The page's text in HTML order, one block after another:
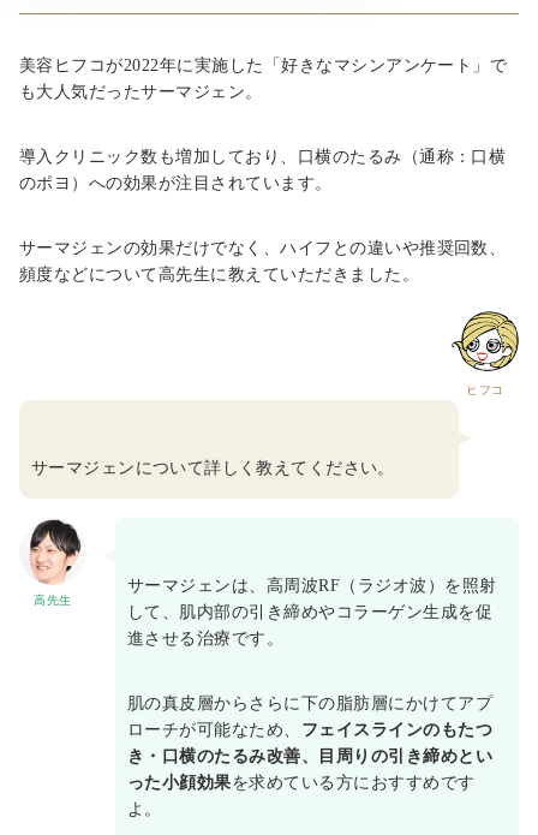
美容ヒフコが2022年に実施した「好きなマシンアンケート」で
も大人気だったサーマジェン。
導入クリニック数も増加しており、口横のたるみ（通称：口横
のポヨ）への効果が注目されています。
サーマジェンの効果だけでなく、ハイフとの違いや推奨回数、
頻度などについて高先生に教えていただきました。
ヒフコ
サーマジェンについて詳しく教えてください。
高先生
サーマジェンは、高周波RF（ラジオ波）を照射
して、肌内部の引き締めやコラーゲン生成を促
進させる治療です。
肌の真皮層からさらに下の脂肪層にかけてアプ
ローチが可能なため、 フェイスラインのもたつ
き・口横のたるみ改善、目周りの引き締めとい
った小顔効果を求めている方におすすめです
よ。